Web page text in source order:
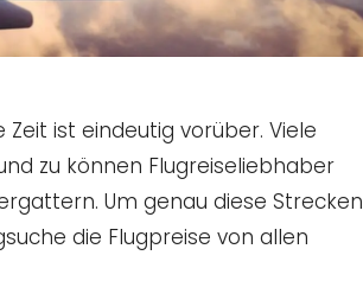
ist eindeutig vorüber. Viele
zu können Flugreiseliebhaber
Um genau diese Strecken
die Flugpreise von allen